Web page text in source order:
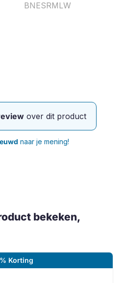
BNESRMLW
over dit product
naar je mening!
bekeken,
Korting